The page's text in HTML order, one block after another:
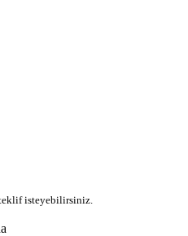
isteyebilirsiniz.